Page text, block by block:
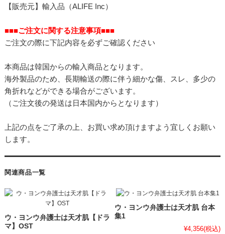
【販売元】輸入品（ALIFE Inc）
■■■ご注文に関する注意事項■■■
ご注文の際に下記内容を必ずご確認ください
本商品は韓国からの輸入商品となります。
海外製品のため、長期輸送の際に伴う細かな傷、スレ、多少の
角折れなどができる場合がございます。
（ご注文後の発送は日本国内からとなります）
上記の点をご了承の上、お買い求め頂けますよう宜しくお願い
します。
関連商品一覧
ウ・ヨンウ弁護士は天才肌【ドラ
マ】OST
ウ・ヨンウ弁護士は天才肌 台本
集1
¥4,356(税込)